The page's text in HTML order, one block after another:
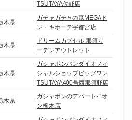
TSUTAYA佐野店
木県
ガチャガチャの森MEGAド
ン・キホーテ宇都宮店
木県
ドリームカプセル 那須ガ
ーデンアウトレット
木県
ガシャポンバンダイオフィ
シャルショップビッグワン
TSUTAYA400号西那須野店
木県
ガシャポンのデパートイオ
ン栃木店